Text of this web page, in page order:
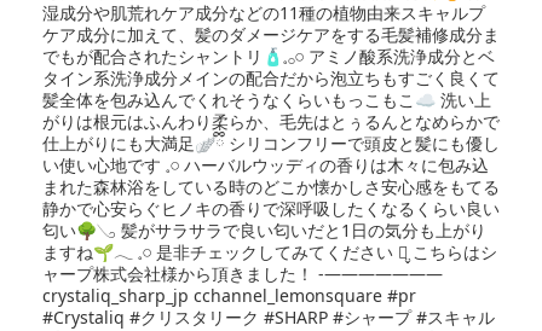
湿成分や肌荒れケア成分などの11種の植物由来スキャルプ
ケア成分に加えて、髪のダメージケアをする毛髪補修成分ま
でもが配合されたシャントリ🧴𓈒𓂂𓏸 アミノ酸系洗浄成分とベ
タイン系洗浄成分メインの配合だから泡立ちもすごく良くて
髪全体を包み込んでくれそうなくらいもっこもこ☁️ 洗い上
がりは根元はふんわり柔らか、毛先はとぅるんとなめらかで
仕上がりにも大満足🪽ྀི シリコンフリーで頭皮と髪にも優し
い使い心地です‪ 𓈒𓏸 ハーバルウッディの香りは木々に包み込
まれた森林浴をしている時のどこか懐かしさ安心感をもてる
静かで心安らぐヒノキの香りで深呼吸したくなるくらい良い
匂い🌳𓂅 髪がサラサラで良い匂いだと1日の気分も上がり
ますね🌱𓂃 𓈒𓏸 是非チェックしてみてください‪ ⺣̤̬︎︎ こちらはシ
ャープ株式会社様から頂きました！ -———————
crystaliq_sharp_jp cchannel_lemonsquare #pr
#Crystaliq #クリスタリーク #SHARP #シャープ #スキャル